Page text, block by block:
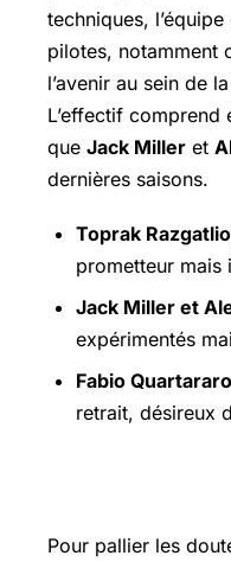
techniques,
pilotes, notamment
l’avenir au sein de
L’effectif comprend
que Jack Miller et
dernières saisons.
Toprak
prometteur mais
Jack Miller et
expérimentés
Fabio Quartararo
retrait, désireux
Pour pallier les